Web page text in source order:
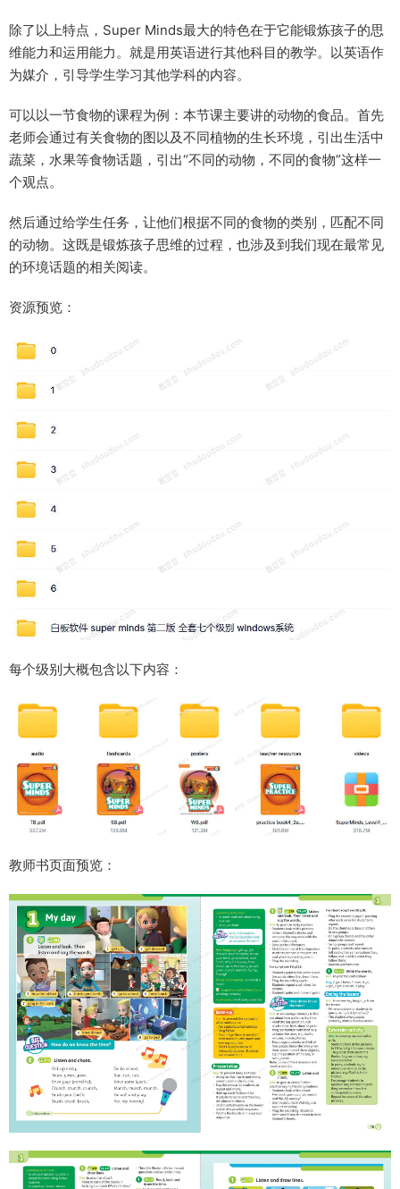
除了以上特点，Super Minds最大的特色在于它能锻炼孩子的思
维能力和运用能力。就是用英语进行其他科目的教学。以英语作
为媒介，引导学生学习其他学科的内容。
可以以一节食物的课程为例：本节课主要讲的动物的食品。首先
老师会通过有关食物的图以及不同植物的生长环境，引出生活中
蔬菜，水果等食物话题，引出“不同的动物，不同的食物”这样一
个观点。
然后通过给学生任务，让他们根据不同的食物的类别，匹配不同
的动物。这既是锻炼孩子思维的过程，也涉及到我们现在最常见
的环境话题的相关阅读。
资源预览：
每个级别大概包含以下内容：
教师书页面预览：